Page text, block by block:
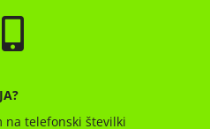
na telefonski številki